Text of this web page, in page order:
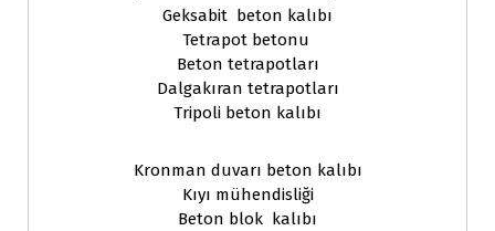
Geksabit beton kalıbı
Tetrapot betonu
Beton tetrapotları
Dalgakıran tetrapotları
Tripoli beton kalıbı
Kronman duvarı beton kalıbı
Kıyı mühendisliği
Beton blok kalıbı